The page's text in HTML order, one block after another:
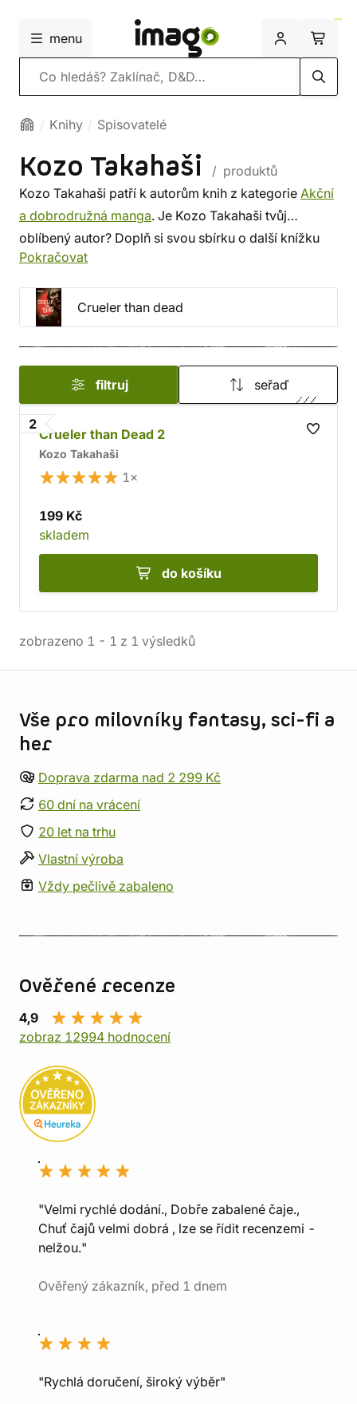
menu
Vyhledávání
Knihy Spisovatelé
Kozo Takahaši
/ produktů
Kozo Takahaši patří k autorům knih z kategorie Akční
a dobrodružná manga. Je Kozo Takahaši tvůj
oblíbený autor? Doplň si svou sbírku o další knížku
tohoto spisovatele, nebo si prohlédni
srdcem, někdo podle autora. U nás si vybereš z méně
známých i z těch proslulých. ✔️ Nabízíme levnou
dopravu, rychlé dodání a bezpečný nákup!
Pokračovat
Crueler than dead
filtruj seřaď
2
Crueler than Dead 2
Kozo Takahaši
1×
199 Kč
skladem
do košíku
zobrazeno 1 - 1 z 1 výsledků
Vše pro milovníky fantasy, sci-fi a
her
Doprava zdarma nad 2 299 Kč
60 dní na vrácení
20 let na trhu
Vlastní výroba
Vždy pečlivě zabaleno
Ověřené recenze
4,9
zobraz 12994 hodnocení
"Velmi rychlé dodání., Dobře zabalené čaje.,
Chuť čajů velmi dobrá , lze se řídit recenzemi -
nelžou."
Ověřený zákazník, před 1 dnem
"Rychlá doručení, široký výběr"